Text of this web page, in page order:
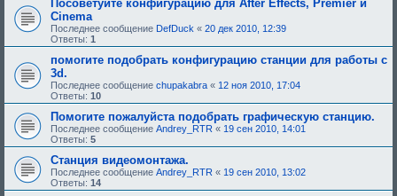
н
о
р
н
и
:
Посоветуйте конфигурацию для After Effects, Premier и
Cinema
Последнее сообщение DefDuck « 20 дек 2010, 12:39
Ответы: 1
помогите подобрать конфигурацию станции для работы с
3d.
Последнее сообщение chupakabra « 12 ноя 2010, 17:04
Ответы: 10
Помогите пожалуйста подобрать графическую станцию.
Последнее сообщение Andrey_RTR « 19 сен 2010, 14:01
Ответы: 5
Станция видеомонтажа.
Последнее сообщение Andrey_RTR « 19 сен 2010, 13:02
Ответы: 14